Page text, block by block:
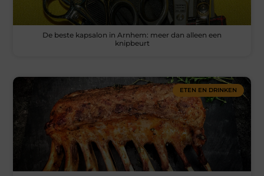
De beste kapsalon in Arnhem: meer dan alleen een
knipbeurt
ETEN EN DRINKEN